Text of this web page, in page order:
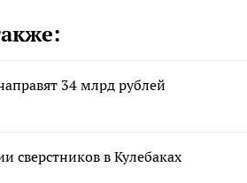
34 млрд рублей
сверстников в Кулебаках